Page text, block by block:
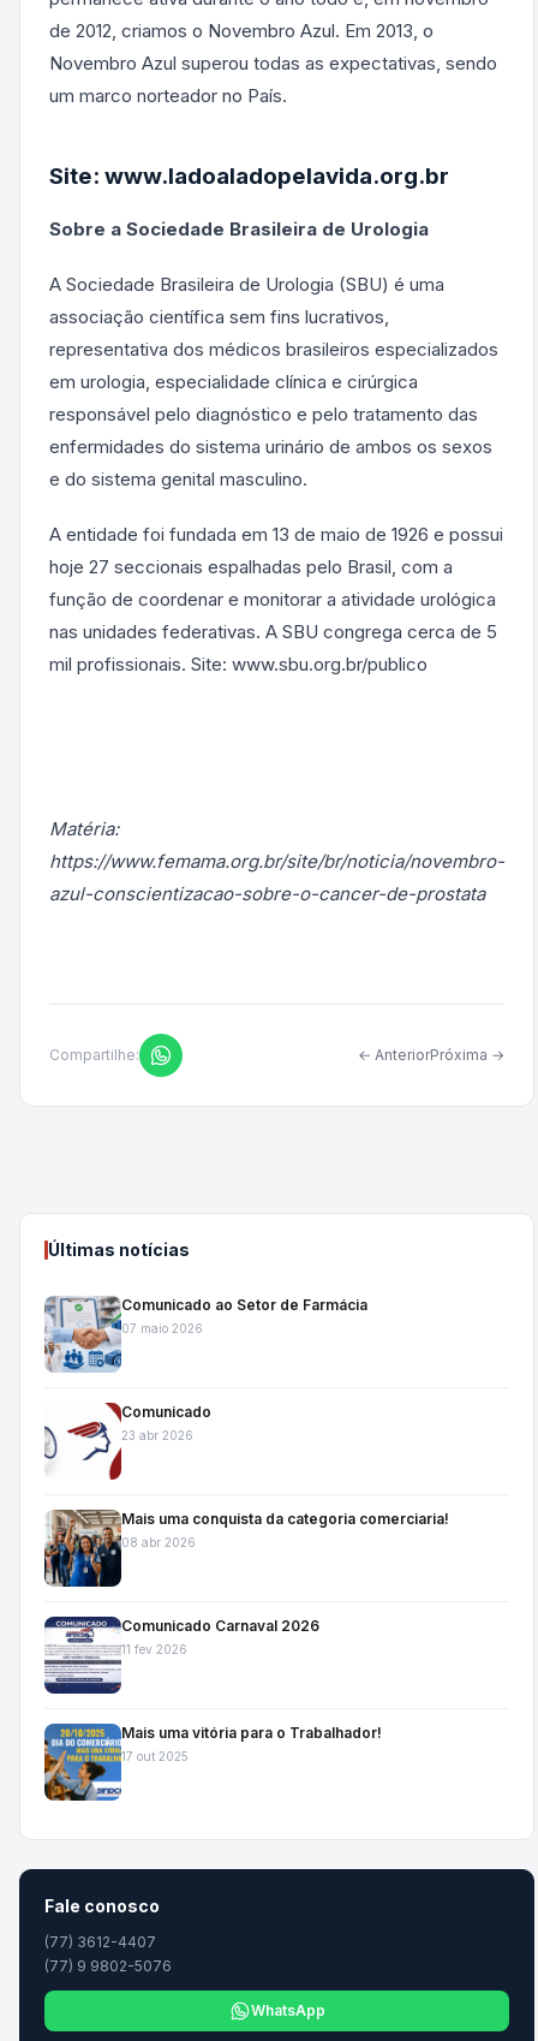
de 2012, criamos o Novembro Azul. Em 2013, o
Novembro Azul superou todas as expectativas, sendo
um marco norteador no País.
Site: www.ladoaladopelavida.org.br
Sobre a Sociedade Brasileira de Urologia
A Sociedade Brasileira de Urologia (SBU) é uma
associação científica sem fins lucrativos,
representativa dos médicos brasileiros especializados
em urologia, especialidade clínica e cirúrgica
responsável pelo diagnóstico e pelo tratamento das
enfermidades do sistema urinário de ambos os sexos
e do sistema genital masculino.
A entidade foi fundada em 13 de maio de 1926 e possui
hoje 27 seccionais espalhadas pelo Brasil, com a
função de coordenar e monitorar a atividade urológica
nas unidades federativas. A SBU congrega cerca de 5
mil profissionais. Site: www.sbu.org.br/publico
Matéria:
https://www.femama.org.br/site/br/noticia/novembro-
azul-conscientizacao-sobre-o-cancer-de-prostata
Compartilhe: ← AnteriorPróxima →
Últimas notícias
Comunicado ao Setor de Farmácia
07 maio 2026
Comunicado
23 abr 2026
Mais uma conquista da categoria comerciaria!
08 abr 2026
Comunicado Carnaval 2026
11 fev 2026
Mais uma vitória para o Trabalhador!
17 out 2025
Fale conosco
(77) 3612-4407
(77) 9 9802-5076
WhatsApp